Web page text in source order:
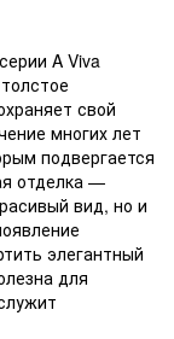
A Viva
свой
многих лет
подвергается
отделка —
вид, но и
элегантный
для